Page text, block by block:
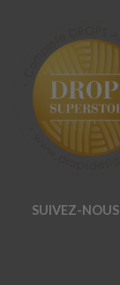
SUIVEZ-NOUS